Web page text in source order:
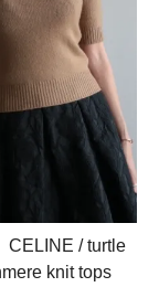
CELINE / turtle
knit tops